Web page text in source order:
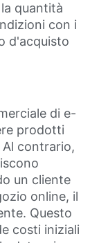
quantità
con i
d'acquisto
di e-
prodotti
contrario,
un cliente
online, il
Questo
costi iniziali